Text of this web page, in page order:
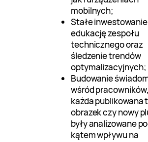
mobilnych;
Stałe
edukację zespołu
technicznego oraz
śledzenie trendów
optymalizacyjnych;
Budowanie
wśród
każda publikowana
obrazek czy nowy
były analizowane
kątem wpływu na